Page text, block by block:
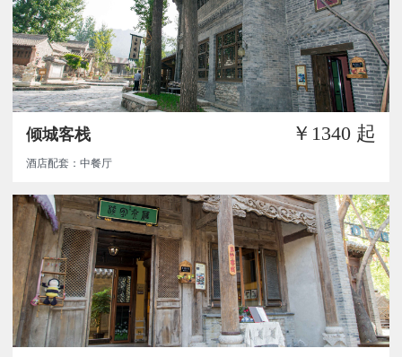
倾城客栈 ￥1340 起
酒店配套：中餐厅